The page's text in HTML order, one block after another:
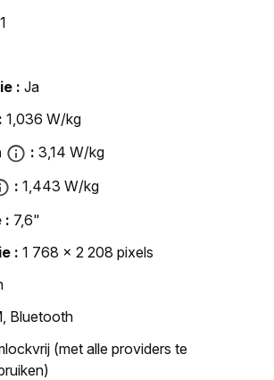
Ja
1,036 W/kg
3,14 W/kg
1,443 W/kg
7,6"
1 768 x 2 208 pixels
Bluetooth
(met alle providers te